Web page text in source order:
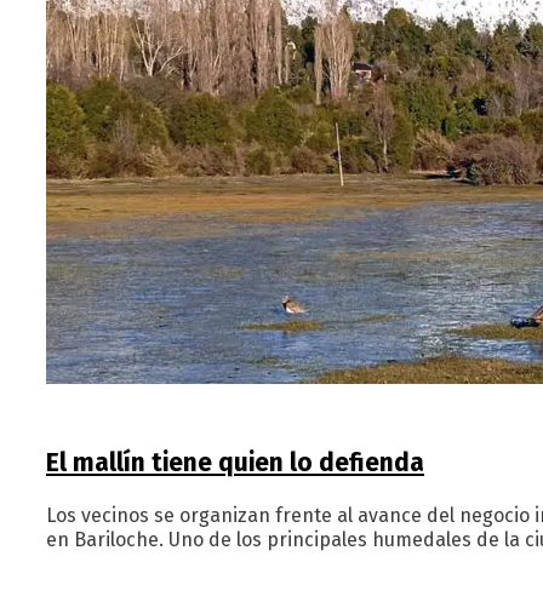
El mallín tiene quien lo defienda
Los vecinos se organizan frente al avance del
en Bariloche. Uno de los principales humedales de la